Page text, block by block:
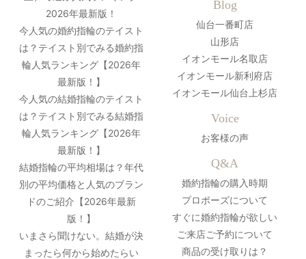
2026年最新版！
今人気の婚約指輪のテイスト
は？テイスト別でみる婚約指
輪人気ランキング【2026年
最新版！】
今人気の結婚指輪のテイスト
は？テイスト別でみる結婚指
輪人気ランキング【2026年
最新版！】
結婚指輪の平均相場は？年代
別の平均価格と人気のブラン
ドのご紹介【2026年最新
版！】
いまさら聞けない。結婚が決
まったら何から始めたらい
Blog
仙台一番町店
山形店
イオンモール名取店
イオンモール新利府店
イオンモール仙台上杉店
Voice
お客様の声
Q&A
婚約指輪の購入時期
プロポーズについて
すぐに婚約指輪が欲しい
ご来店ご予約について
商品の受け取りは？